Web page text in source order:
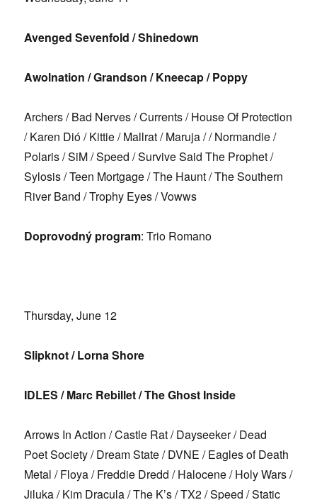
Avenged Sevenfold /Shinedown
Awolnation / Grandson / Kneecap / Poppy
Archers / Bad Nerves / Currents / House Of Protection
/ Karen Dió/ Kittie / Mallrat / Maruja / / Normandie /
Polaris / SiM / Speed / Survive Said The Prophet /
Sylosis / Teen Mortgage / The Haunt / The Southern
River Band / Trophy Eyes / Vowws
Doprovodný program: Trio Romano
Thursday, June 12
Slipknot/Lorna Shore
IDLES / Marc Rebillet / The Ghost Inside
Arrows In Action / Castle Rat / Dayseeker / Dead
Poet Society / Dream State / DVNE / Eagles of Death
Metal / Floya / Freddie Dredd / Halocene / Holy Wars /
Jiluka / Kim Dracula / The K’s / TX2 / Speed / Static